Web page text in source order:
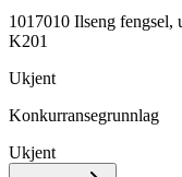
1017010 Ilseng fengsel,
K201
Ukjent
Konkurransegrunnlag
Ukjent